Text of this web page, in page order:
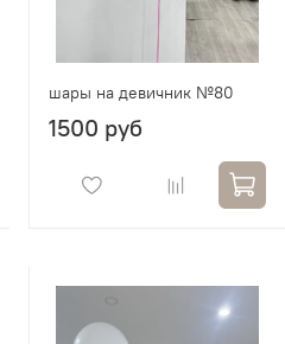
шары на девичник №80
1500 руб